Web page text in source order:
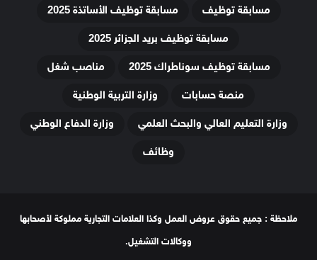
مسابقة توظيف
مسابقة توظيف الأساتذة 2025
مسابقة توظيف بريد الجزائر 2025
مسابقة توظيف سوناطراك 2025
مناصب شغل
منصة حسابات
وزارة التربية الوطنية
وزارة التعليم العالي والبحث العلمي
وزارة الدفاع الوطني
وظائف
ملاحظة : جميع حقوق عروض العمل وكذا العلامات التجارية مملوكة لأصحابها
ووكالات التشغيل.